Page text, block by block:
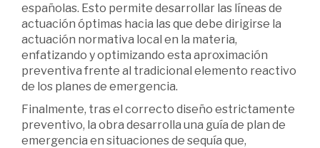
españolas. Esto permite desarrollar las líneas de
actuación óptimas hacia las que debe dirigirse la
actuación normativa local en la materia,
enfatizando y optimizando esta aproximación
preventiva frente al tradicional elemento reactivo
de los planes de emergencia.
Finalmente, tras el correcto diseño estrictamente
preventivo, la obra desarrolla una guía de plan de
emergencia en situaciones de sequía que,